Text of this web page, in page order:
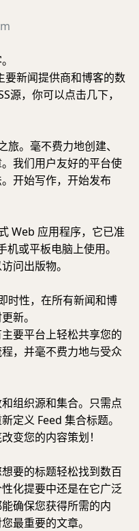
要新闻提供商和博客的数
源，你可以点击几下，
。毫不费力地创建、
我们用户友好的平台使
开始写作，开始发布
Web 应用程序，它已准
或平板电脑上使用。
问出版物。
时性，在所有新闻和博
新。
要平台上轻松共享您的
，并毫不费力地与受众
组织源和集合。只需点
定义 Feed 集合标题。
变您的内容策划！
要的标题轻松找到数百
化提要中还是在它广泛
确保您获得所需的内
最重要的文章。